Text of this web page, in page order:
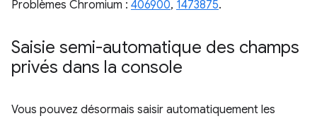
Problèmes Chromium : 406900, 1473875.
Saisie semi-automatique des champs
privés dans la console
Vous pouvez désormais saisir automatiquement les